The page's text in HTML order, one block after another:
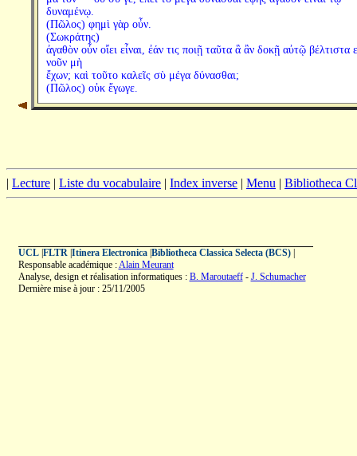
δυναμένῳ.
(Πῶλος) φημὶ γὰρ οὖν.
(Σωκράτης)
ἀγαθὸν οὖν οἴει εἶναι, ἐάν τις ποιῇ ταῦτα ἃ ἂν δοκῇ αὐτῷ βέλτιστα
νοῦν μὴ
ἔχων; καὶ τοῦτο καλεῖς σὺ μέγα δύνασθαι;
(Πῶλος) οὐκ ἔγωγε.
| Lecture | Liste du vocabulaire | Index inverse | Menu | Bibliotheca
UCL| FLTR| Itinera Electronica| Bibliotheca Classica Selecta (BCS)|
Responsable académique :Alain Meurant
Analyse, design et réalisation informatiques : B. Maroutaeff- J. Schumacher
Dernière mise à jour : 25/11/2005